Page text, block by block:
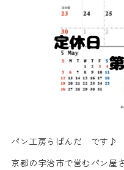
パン工房らぱんだ です♪
京都の宇治市で営むパン屋